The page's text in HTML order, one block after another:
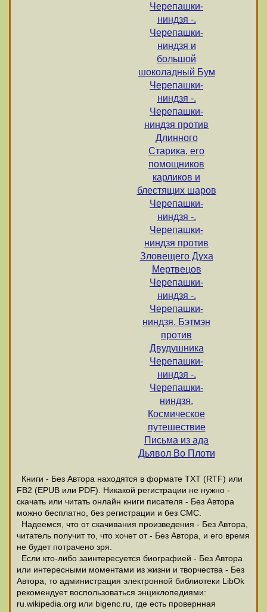
Черепашки-
ниндзя -.
Черепашки-
ниндзя и
большой
шоколадный Бум
Черепашки-
ниндзя -.
Черепашки-
ниндзя против
Длинного
Старика, его
помощников
карликов и
блестящих шаров
Черепашки-
ниндзя -.
Черепашки-
ниндзя против
Зловещего Духа
Мертвецов
Черепашки-
ниндзя -.
Черепашки-
ниндзя. Бэтмэн
против
Двудушника
Черепашки-
ниндзя -.
Черепашки-
ниндзя.
Космическое
путешествие
Письма из ада
Дьявол Во Плоти
Книги - Без Автора находятся в формате ТХТ (RTF) или
FB2 (EPUB или PDF). Никакой регистрации не нужно -
скачать или читать онлайн книги писателя - Без Автора
можно бесплатно, без регистрации и без СМС.
Надеемся, что от скачивания произведения - Без Автора,
читатель получит то, что хочет от - Без Автора, и его время
не будет потрачено зря.
Если кто-либо заинтересуется биографией - Без Автора
или интересными моментами из жизни и творчества - Без
Автора, то администрация электронной библиотеки LibOk
рекомендует воспользоваться энциклопедиями:
ru.wikipedia.org или bigenc.ru, где есть провернная